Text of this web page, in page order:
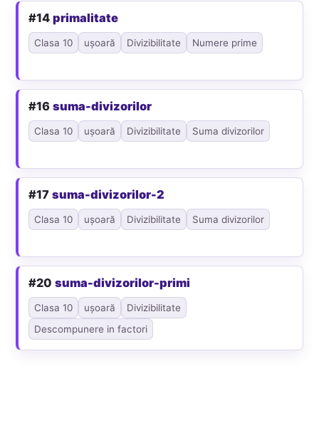
#14primalitate
Clasa 10 ușoară Divizibilitate Numere prime
#16suma-divizorilor
Clasa 10 ușoară Divizibilitate Suma divizorilor
#17suma-divizorilor-2
Clasa 10 ușoară Divizibilitate Suma divizorilor
#20suma-divizorilor-primi
Clasa 10 ușoară
Divizibilitate
Descompunere in factori